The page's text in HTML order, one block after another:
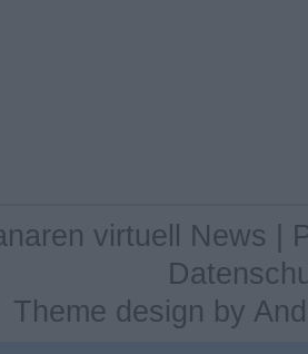
virtuell News |
Theme design by